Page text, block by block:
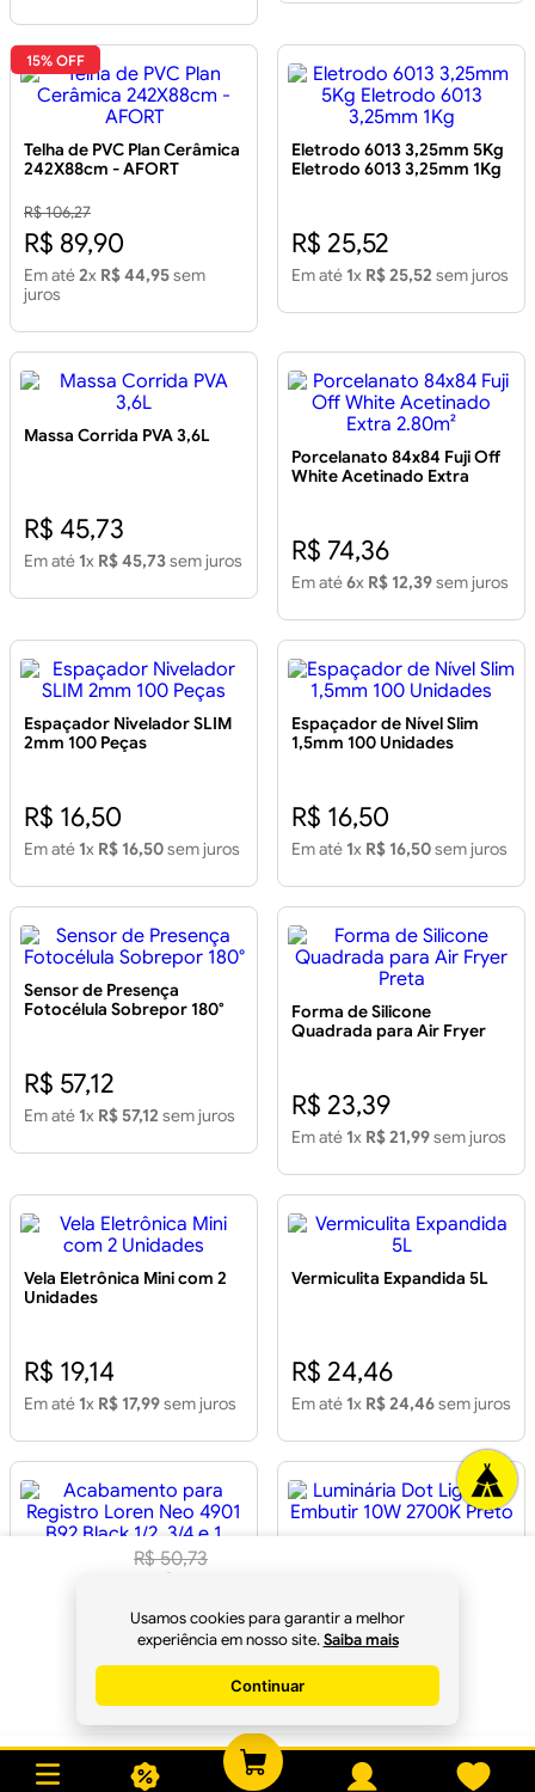
Usamos cookies para garantir a melhor
experiência em nosso site. Saiba mais
Continuar
R$ 50,73
Pix
Comprar
15% OFF
Telha de PVC Plan Cerâmica
242X88cm - AFORT
R$ 106,27
R$ 89,90
Em até2x R$ 44,95sem
juros
Eletrodo 6013 3,25mm 5Kg
Eletrodo 6013 3,25mm 1Kg
R$ 25,52
Em até 1x R$ 25,52 sem juros
Massa Corrida PVA 3,6L
R$ 45,73
Em até 1x R$ 45,73sem juros
Porcelanato 84x84 Fuji Off
White Acetinado Extra
R$ 74,36
Em até6x R$ 12,39sem juros
Espaçador Nivelador SLIM
2mm 100 Peças
R$ 16,50
Em até 1x R$ 16,50sem juros
Espaçador de Nível Slim
1,5mm 100 Unidades
R$ 16,50
Em até 1x R$ 16,50sem juros
Sensor de Presença
Fotocélula Sobrepor 180°
R$ 57,12
Em até 1x R$ 57,12 sem juros
Forma de Silicone
Quadrada para Air Fryer
R$ 23,39
Em até 1x R$ 21,99sem juros
Vela Eletrônica Mini com 2
Unidades
R$ 19,14
Em até 1x R$ 17,99sem juros
Vermiculita Expandida 5L
R$ 24,46
Em até 1x R$ 24,46sem juros
Acabamento para Registro
R$ 255,21
sem juros
R$ 63,82
Em até2xR$ 31,91sem juros